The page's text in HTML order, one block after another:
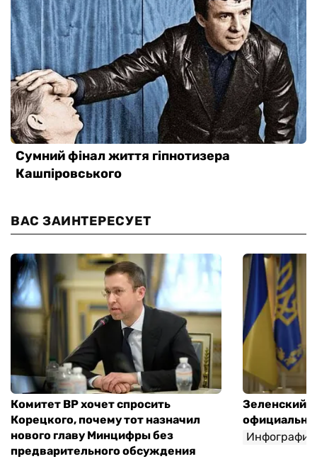
ВАС ЗАИНТЕРЕСУЕТ
Комитет ВР хочет спросить
Корецкого, почему тот назначил
нового главу Минцифры без
предварительного обсуждения
Зеленский